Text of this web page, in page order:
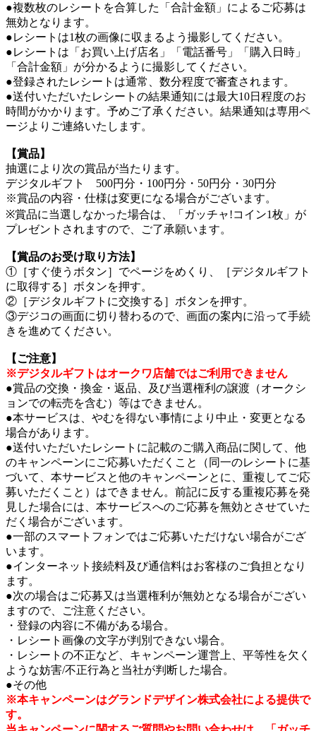
●複数枚のレシートを合算した「合計金額」によるご応募は
無効となります。
●レシートは1枚の画像に収まるよう撮影してください。
●レシートは「お買い上げ店名」「電話番号」「購入日時」
「合計金額」が分かるように撮影してください。
●登録されたレシートは通常、数分程度で審査されます。
●送付いただいたレシートの結果通知には最大10日程度のお
時間がかかります。予めご了承ください。結果通知は専用ペ
ージよりご連絡いたします。
【賞品】
抽選により次の賞品が当たります。
デジタルギフト 500円分・100円分・50円分・30円分
※賞品の内容・仕様は変更になる場合がございます。
※賞品に当選しなかった場合は、「ガッチャ!コイン1枚」が
プレゼントされますので、ご了承願います。
【賞品のお受け取り方法】
①［すぐ使うボタン］でページをめくり、［デジタルギフト
に取得する］ボタンを押す。
②［デジタルギフトに交換する］ボタンを押す。
③デジコの画面に切り替わるので、画面の案内に沿って手続
きを進めてください。
【ご注意】
※デジタルギフトはオークワ店舗ではご利用できません
●賞品の交換・換金・返品、及び当選権利の譲渡（オークシ
ョンでの転売を含む）等はできません。
●本サービスは、やむを得ない事情により中止・変更となる
場合があります。
●送付いただいたレシートに記載のご購入商品に関して、他
のキャンペーンにご応募いただくこと（同一のレシートに基
づいて、本サービスと他のキャンペーンとに、重複してご応
募いただくこと）はできません。前記に反する重複応募を発
見した場合には、本サービスへのご応募を無効とさせていた
だく場合がございます。
●一部のスマートフォンではご応募いただけない場合がござ
います。
●インターネット接続料及び通信料はお客様のご負担となり
ます。
●次の場合はご応募又は当選権利が無効となる場合がござい
ますので、ご注意ください。
・登録の内容に不備がある場合。
・レシート画像の文字が判別できない場合。
・レシートの不正など、キャンペーン運営上、平等性を欠く
ような妨害/不正行為と当社が判断した場合。
●その他
※本キャンペーンはグランドデザイン株式会社による提供で
す。